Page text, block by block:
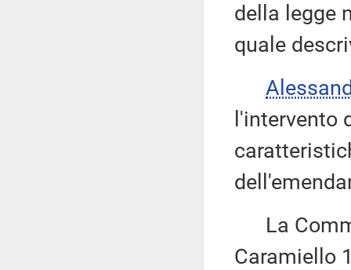
della legge
quale
l'intervento
La
Caramiello